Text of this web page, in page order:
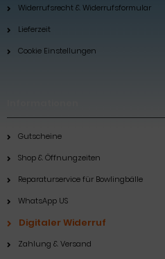
Widerrufsrecht & Widerrufsformular
Lieferzeit
Cookie Einstellungen
Gutscheine
Shop & Öffnungzeiten
Reparaturservice für Bowlingbälle
WhatsApp US
Digitaler Widerruf
Zahlung & Versand